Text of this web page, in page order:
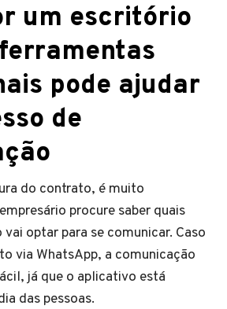
um escritório
pode ajudar
de
do contrato, é muito
procure saber quais
optar para se comunicar. Caso
via WhatsApp, a comunicação
já que o aplicativo está
das pessoas.